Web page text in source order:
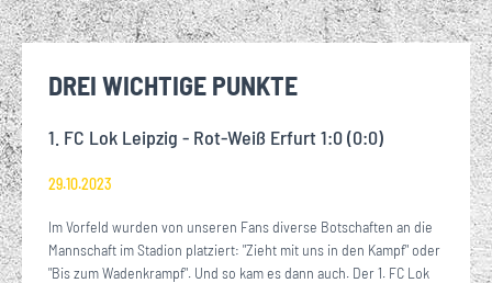
DREI WICHTIGE PUNKTE
1. FC Lok Leipzig - Rot-Weiß Erfurt 1:0 (0:0)
29.10.2023
Im Vorfeld wurden von unseren Fans diverse Botschaften an die
Mannschaft im Stadion platziert: "Zieht mit uns in den Kampf" oder
"Bis zum Wadenkrampf". Und so kam es dann auch. Der 1. FC Lok